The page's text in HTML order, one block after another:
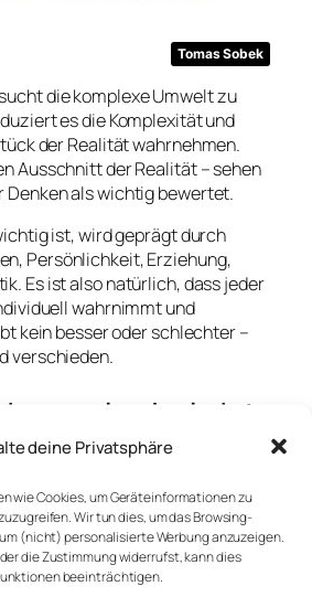
deine Privatsphäre
wie Cookies, um Geräteinformationen zu
Wir tun dies, um das Browsing-
(nicht) personalisierte Werbung anzuzeigen.
die Zustimmung widerrufst, kann dies
beeinträchtigen.
Tomas Sobek
die komplexe Umwelt zu
es die Komplexität und
der Realität wahrnehmen.
Ausschnitt der Realität – sehen
Denken als wichtig bewertet.
ist, wird geprägt durch
Persönlichkeit, Erziehung,
Es ist also natürlich, dass jeder
wahrnimmt und
kein besser oder schlechter –
verschieden.
sind nicht
– sie sind
als